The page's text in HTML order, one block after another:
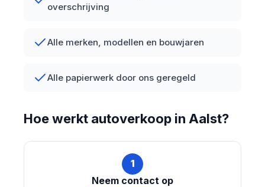
overschrijving
Alle merken, modellen en bouwjaren
Alle papierwerk door ons geregeld
Hoe werkt autoverkoop in Aalst?
1
Neem contact op